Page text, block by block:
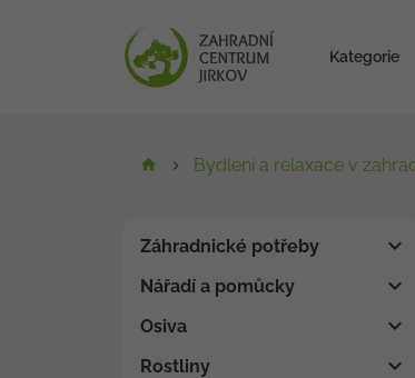
Kategorie
Bydlení a relaxace v
Záhradnické potřeby
Nářadí a pomůcky
Osiva
Rostliny